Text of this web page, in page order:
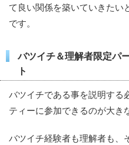
て良い関係を築いていきたい
です。
バツイチ＆理解者限定パ
ト
バツイチである事を説明する
ティーに参加できるのが大き
バツイチ経験者も理解者も、